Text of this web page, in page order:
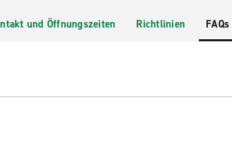
und Öffnungszeiten Richtlinien FAQs